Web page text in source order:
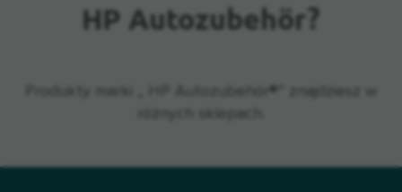
Aktualna lokalizacja
HP Autozubehör?
Produkty marki „ HP Autozubehör®” znajdziesz w